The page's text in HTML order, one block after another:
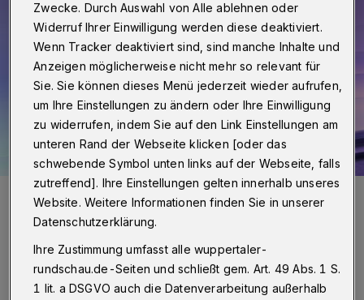
Siegerin Dara aus Bulgarien.
Foto: Peter Bergener
Zwecke. Durch Auswahl von Alle ablehnen oder
Widerruf Ihrer Einwilligung werden diese deaktiviert.
Wenn Tracker deaktiviert sind, sind manche Inhalte und
Anzeigen möglicherweise nicht mehr so relevant für
Sie. Sie können dieses Menü jederzeit wieder aufrufen,
um Ihre Einstellungen zu ändern oder Ihre Einwilligung
zu widerrufen, indem Sie auf den Link Einstellungen am
unteren Rand der Webseite klicken [oder das
schwebende Symbol unten links auf der Webseite, falls
zutreffend]. Ihre Einstellungen gelten innerhalb unseres
Website. Weitere Informationen finden Sie in unserer
Datenschutzerklärung.
Ihre Zustimmung umfasst alle wuppertaler-
rundschau.de-Seiten und schließt gem. Art. 49 Abs. 1 S.
1 lit. a DSGVO auch die Datenverarbeitung außerhalb